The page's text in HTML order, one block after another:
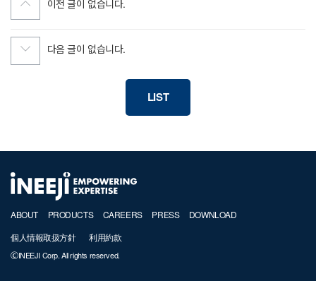
이전 글이 없습니다.
다음 글이 없습니다.
LIST
ABOUT PRODUCTS CAREERS PRESS DOWNLOAD
個人情報取扱方針 利用約款
ⒸINEEJI Corp. All rights reserved.